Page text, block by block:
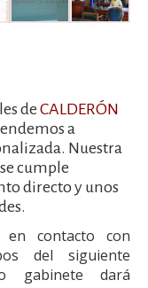
de CALDERÓN
a
Nuestra
cumple
directo y unos
contacto con
del siguiente
gabinete dará